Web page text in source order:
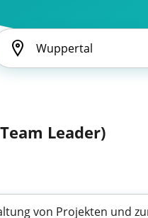
Leader)
von Projekten und